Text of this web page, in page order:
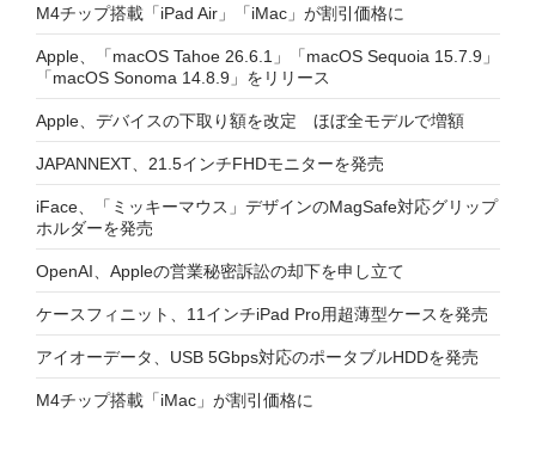
M4チップ搭載「iPad Air」「iMac」が割引価格に
Apple、「macOS Tahoe 26.6.1」「macOS Sequoia 15.7.9」
「macOS Sonoma 14.8.9」をリリース
Apple、デバイスの下取り額を改定 ほぼ全モデルで増額
JAPANNEXT、21.5インチFHDモニターを発売
iFace、「ミッキーマウス」デザインのMagSafe対応グリップ
ホルダーを発売
OpenAI、Appleの営業秘密訴訟の却下を申し立て
ケースフィニット、11インチiPad Pro用超薄型ケースを発売
アイオーデータ、USB 5Gbps対応のポータブルHDDを発売
M4チップ搭載「iMac」が割引価格に